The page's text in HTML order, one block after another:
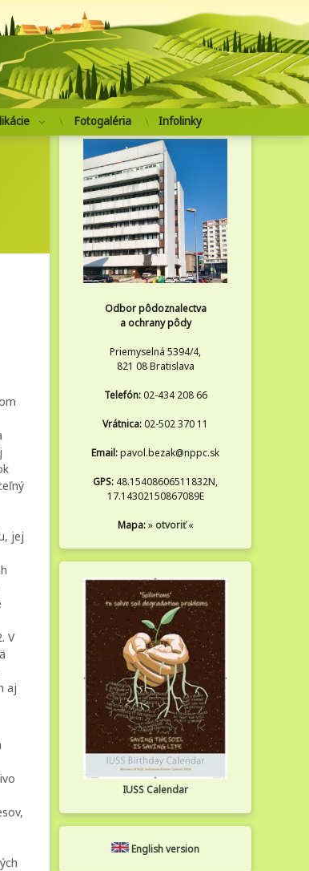
a ochrany pôdy
Fotogaléria Infolinky
jej
V
aj
Odbor pôdoznalectva
a ochrany pôdy
Priemyselná 5394/4,
821 08 Bratislava
Telefón:02-434 208 66
Vrátnica:02-502 370 11
Email:pavol.bezak@nppc.sk
GPS: 48.15408606511832N,
17.14302150867089E
Mapa:» otvoriť«
IUSS Calendar
English version